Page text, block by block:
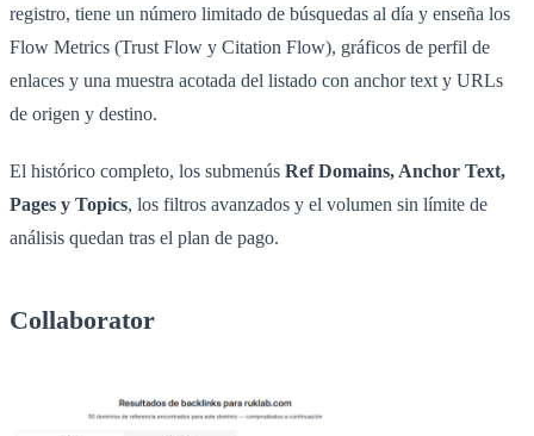
registro, tiene un número limitado de búsquedas al día y enseña los
Flow Metrics (Trust Flow y Citation Flow), gráficos de perfil de
enlaces y una muestra acotada del listado con anchor text y URLs
de origen y destino.
El histórico completo, los submenús Ref Domains, Anchor Text,
Pages y Topics, los filtros avanzados y el volumen sin límite de
análisis quedan tras el plan de pago.
Collaborator